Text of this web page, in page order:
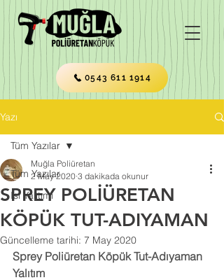
0543 611 1914
Yazı
Tüm Yazılar
Isı Yalıtımı
Tüm Yazılar
SPREY POLİÜRETAN
KÖPÜK TUT-ADIYAMAN
Muğla Poliüretan
2 May 2020 3 dakikada okunur
Güncelleme tarihi: 7 May 2020
Sprey Poliüretan Köpük Tut-Adıyaman
Yalıtım